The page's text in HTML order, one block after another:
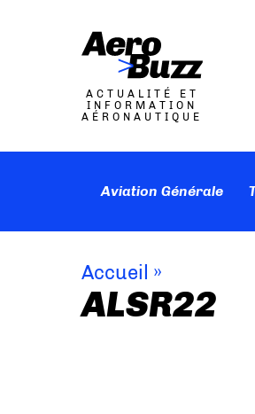
ACTUALITÉ ET
INFORMATION
AÉRONAUTIQUE
Aviation Générale
Accueil »
ALSR22